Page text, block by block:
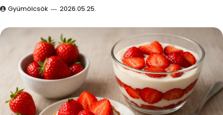
Gyümölcsök 2026.05.25.